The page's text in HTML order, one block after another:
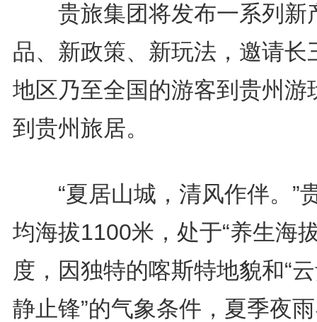
贵旅集团将发布一系列新
品、新政策、新玩法，邀请长
地区乃至全国的游客到贵州游
到贵州旅居。
“夏居山城，清风作伴。”
均海拔1100米，处于“养生海
度，因独特的喀斯特地貌和“
静止锋”的气象条件，夏季夜